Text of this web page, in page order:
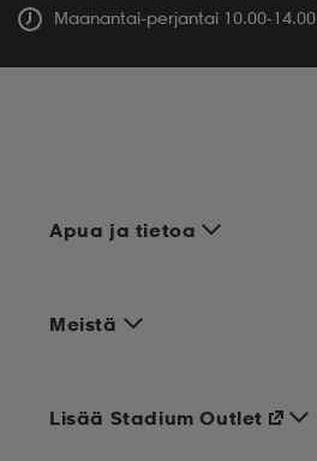
Maanantai-perjantai 10.00-14.00
Apua ja tietoa
Meistä
Lisää Stadium Outlet